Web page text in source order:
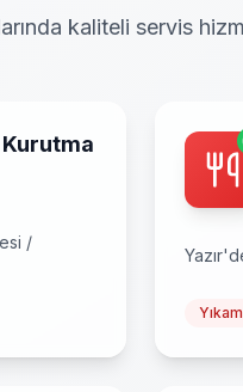
kaliteli servis
/
Yazır